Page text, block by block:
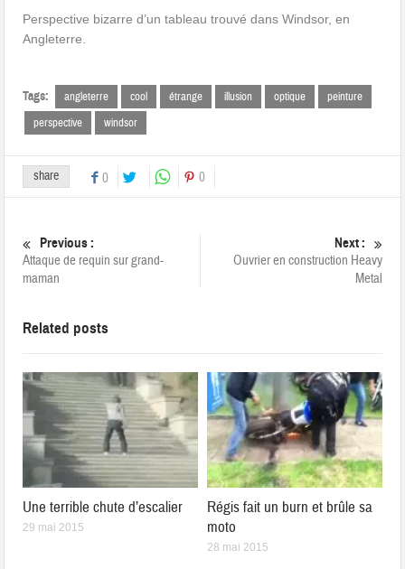
Perspective bizarre d’un tableau trouvé dans Windsor, en
Angleterre.
Tags: angleterre cool étrange illusion optique
peinture
perspective
windsor
share 0 0
Previous :
Attaque de requin sur grand-
maman
Next :
Ouvrier en construction Heavy
Metal
Related posts
Une terrible chute d’escalier
29 mai 2015
Régis fait un burn et brûle sa
moto
28 mai 2015